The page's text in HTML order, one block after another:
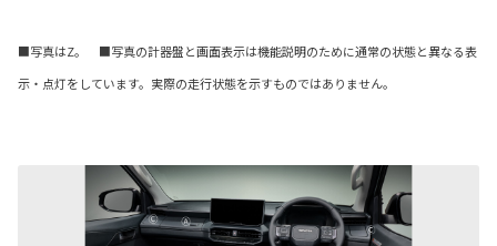
■写真はZ。 ■写真の計器盤と画面表示は機能説明のために通常の状態と異なる表
示・点灯をしています。実際の走行状態を示すものではありません。